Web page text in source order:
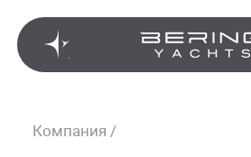
Компания /